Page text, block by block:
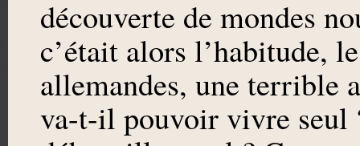
découverte de mondes
c’était alors l’habitude,
allemandes, une terrible
va-t-il pouvoir vivre seul